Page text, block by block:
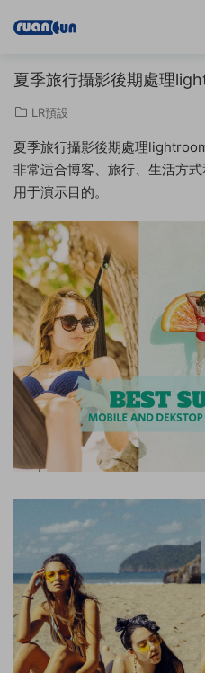
夏季旅行攝影後期處理
LR預設
夏季旅行攝影後期處理
非常适合博客、旅行、生活方
用于演示目的。